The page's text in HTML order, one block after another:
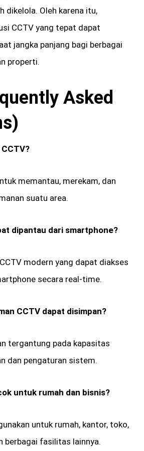
dikelola. Oleh karena itu,
CCTV yang tepat dapat
jangka panjang bagi berbagai
properti.
Asked
memantau, merekam, dan
suatu area.
dipantau dari smartphone?
modern yang dapat diakses
secara real-time.
CCTV dapat disimpan?
tergantung pada kapasitas
dan pengaturan sistem.
untuk rumah dan bisnis?
untuk rumah, kantor, toko,
berbagai fasilitas lainnya.